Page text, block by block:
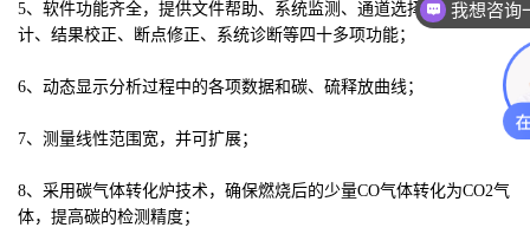
5、软件功能齐全，提供文件帮助、系统监测、通道选择、数理统
计、结果校正、断点修正、系统诊断等四十多项功能；
6、动态显示分析过程中的各项数据和碳、硫释放曲线；
7、测量线性范围宽，并可扩展；
8、采用碳气体转化炉技术，确保燃烧后的少量CO气体转化为CO2气
体，提高碳的检测精度；
我想咨询